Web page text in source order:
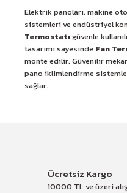
Elektrik panoları, makine
sistemleri ve endüstriyel
Termostatıgüvenle
tasarımı sayesinde Fan
monte edilir. Güvenilir
pano iklimlendirme
sağlar.
Ücretsiz Kargo
10000 TL ve üzeri